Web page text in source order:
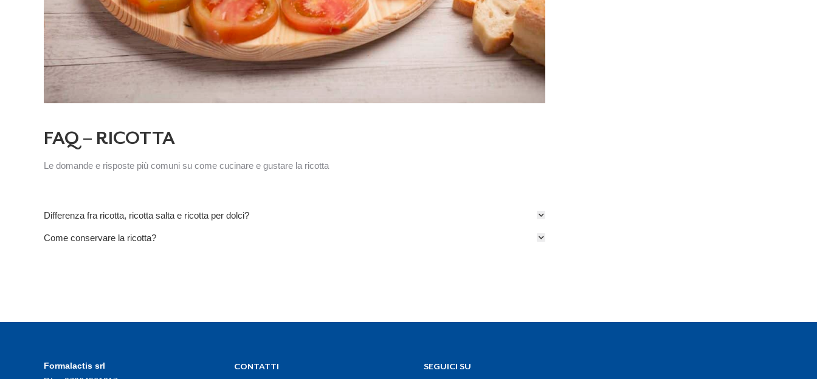
FAQ – RICOTTA
Le domande e risposte più comuni su come cucinare e gustare la ricotta
Differenza fra ricotta, ricotta salta e ricotta per dolci?
Come conservare la ricotta?
Formalactis srl
CONTATTI SEGUICI SU